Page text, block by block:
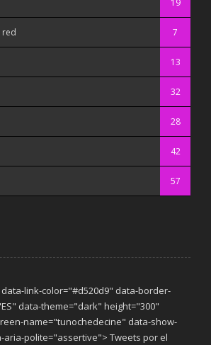
19
red 7
13
32
28
42
57
link-color="#d520d9" data-border-
data-theme="dark" height="300"
name="tunochedecine" data-show-
polite="assertive"> Tweets por el